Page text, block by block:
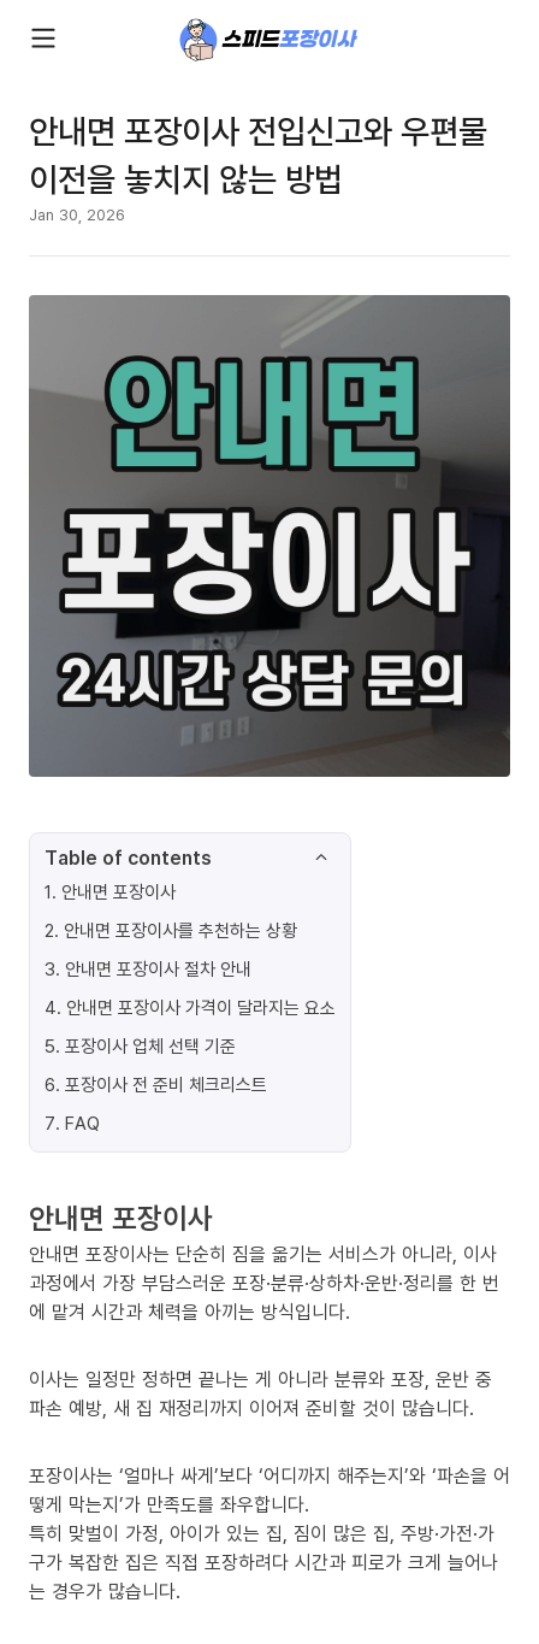
안내면 포장이사 전입신고와 우편물
이전을 놓치지 않는 방법
Jan 30, 2026
Table of contents
1. 안내면 포장이사
2. 안내면 포장이사를 추천하는 상황
3. 안내면 포장이사 절차 안내
4. 안내면 포장이사 가격이 달라지는 요소
5. 포장이사 업체 선택 기준
6. 포장이사 전 준비 체크리스트
7. FAQ
안내면 포장이사
안내면 포장이사는 단순히 짐을 옮기는 서비스가 아니라, 이사
과정에서 가장 부담스러운 포장·분류·상하차·운반·정리를 한 번
에 맡겨 시간과 체력을 아끼는 방식입니다.
이사는 일정만 정하면 끝나는 게 아니라 분류와 포장, 운반 중
파손 예방, 새 집 재정리까지 이어져 준비할 것이 많습니다.
포장이사는 ‘얼마나 싸게’보다 ‘어디까지 해주는지’와 ‘파손을 어
떻게 막는지’가 만족도를 좌우합니다.
특히 맞벌이 가정, 아이가 있는 집, 짐이 많은 집, 주방·가전·가
구가 복잡한 집은 직접 포장하려다 시간과 피로가 크게 늘어나
는 경우가 많습니다.